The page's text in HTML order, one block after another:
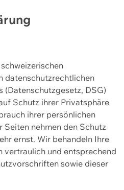
datenschutzrechtlichen
(Datenschutzgesetz, DSG)
Schutz ihrer Privatsphäre
ihrer persönlichen
Seiten nehmen den Schutz
ernst. Wir behandeln Ihre
vertraulich und entsprechend
sowie dieser